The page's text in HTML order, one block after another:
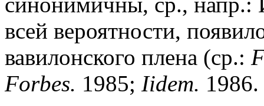
всей вероятности,
вавилонского плена (ср.:
Forbes. 1985; Iidem. 1986.